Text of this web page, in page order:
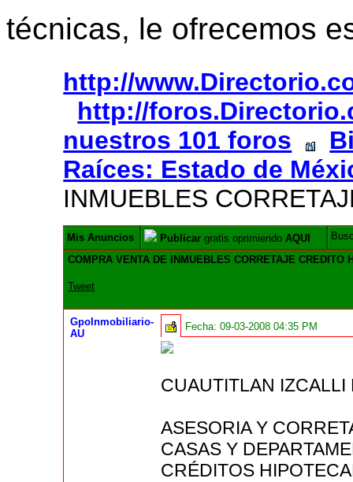
técnicas, le ofrecemos
http://
http://
nuestros 101 foros
Raíces: Estado de
INMUEBLES
Mis Anuncios Publicar gratis oprimiendoAQUI
COMPRA VENTA DE INMUEBLES CORRETAJE CREDITO
Tweet
GpoInmobiliario-
AU
Fecha:09-03-2008 04:35 PM
CUAUTITLAN IZCALLI
ASESORIA Y
CASAS Y
CRÉDITOS